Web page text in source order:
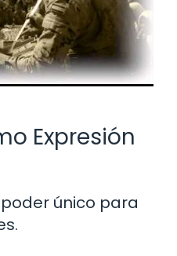
Expresión
único para